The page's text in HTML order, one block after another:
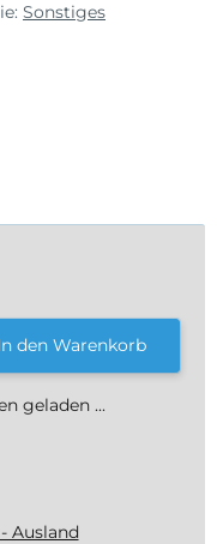
Sonstiges
den Warenkorb
geladen ...
Ausland